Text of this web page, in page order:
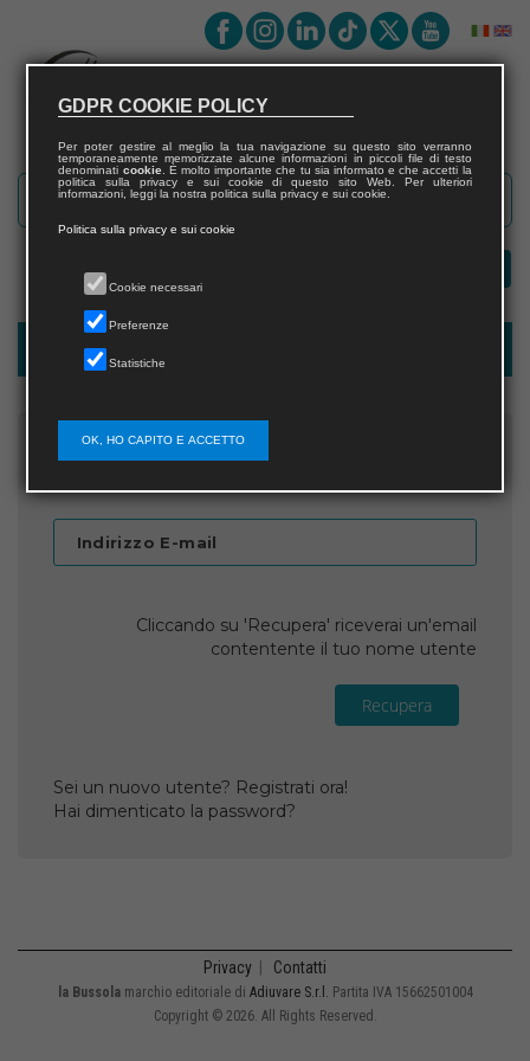
Recupera username
Inserisci l'indirizzo email che hai fornito in fase di
Indirizzo E-mail
Cliccando su 'Recupera' riceverai un'email
contentente il tuo nome utente
Recupera
Sei un nuovo utente? Registrati ora!
Hai dimenticato la password?
Privacy Contatti
la Bussolamarchio editoriale di Adiuvare S.r.l. Partita IVA 15662501004
Copyright © 2026. All Rights Reserved.
GDPR COOKIE POLICY
Per poter gestire al meglio la tua navigazione su questo sito verranno
temporaneamente memorizzate alcune informazioni in piccoli file di testo
denominati cookie. È molto importante che tu sia informato e che accetti la
politica sulla privacy e sui cookie di questo sito Web. Per ulteriori
informazioni, leggi la nostra politica sulla privacy e sui cookie.
Politica sulla privacy e sui cookie
Cookie necessari
Preferenze
Statistiche
OK, HO CAPITO E ACCETTO